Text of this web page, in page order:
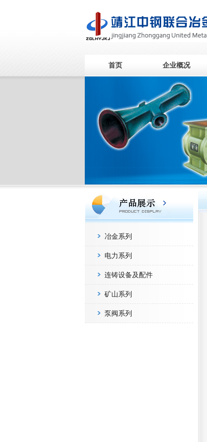
首页 企业概况
冶金系列
电力系列
连铸设备及配件
矿山系列
泵阀系列